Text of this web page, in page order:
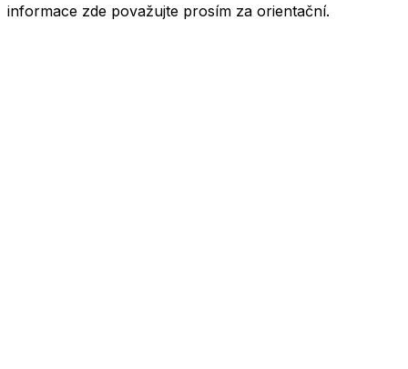
informace zde považujte prosím za orientační.